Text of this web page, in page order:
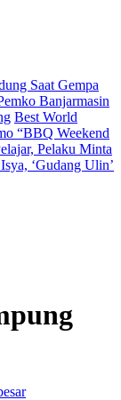
Saat Gempa
Banjarmasin
Best World
“BBQ Weekend
Pelaku Minta
‘Gudang Ulin’